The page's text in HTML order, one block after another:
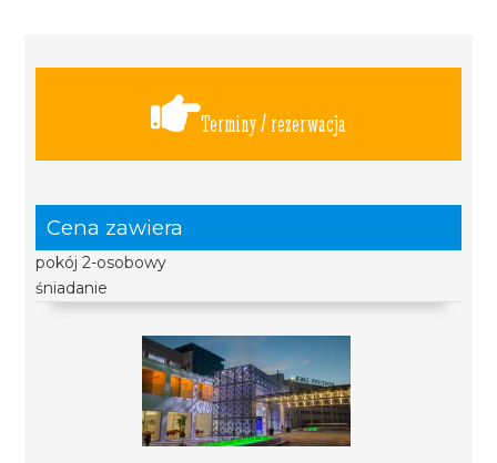
Terminy / rezerwacja
Cena zawiera
pokój 2-osobowy
śniadanie